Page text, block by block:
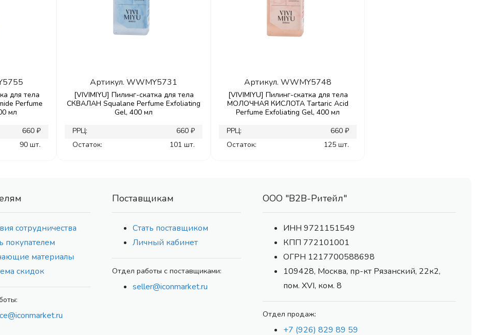
для тела
Perfume
мл
660 ₽
90 шт.
Артикул. WWMY5731
[VIVIMIYU] Пилинг-скатка для тела
СКВАЛАН Squalane Perfume Exfoliating
Gel, 400 мл
РРЦ:
660 ₽
Остаток:
101 шт.
Артикул. WWMY5748
[VIVIMIYU] Пилинг-скатка для тела
МОЛОЧНАЯ КИСЛОТА Tartaric Acid
Perfume Exfoliating Gel, 400 мл
РРЦ:
660 ₽
Остаток:
125 шт.
сотрудничества
покупателем
материалы
скидок
Поставщикам
Стать поставщиком
Личный кабинет
Отдел работы с поставщиками:
seller@iconmarket.ru
ООО "В2В-Ритейл"
ИНН 9721151549
КПП 772101001
ОГРН 1217700588698
109428, Москва, пр-кт Рязанский, 22к2,
пом. XVI, ком. 8
Отдел продаж:
+7 (926) 829 89 59